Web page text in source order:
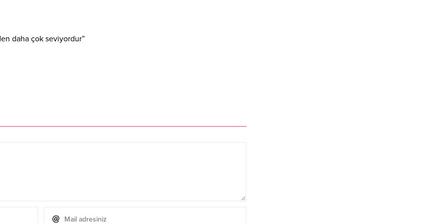
daha çok seviyordur”